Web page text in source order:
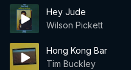
Hey Jude
Wilson Pickett
Hong Kong Bar
Tim Buckley